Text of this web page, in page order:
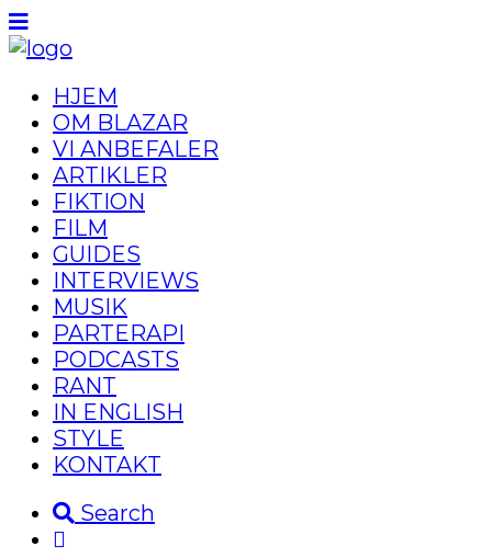
HJEM
OM BLAZAR
VI ANBEFALER
ARTIKLER
FIKTION
FILM
GUIDES
INTERVIEWS
MUSIK
PARTERAPI
PODCASTS
RANT
IN ENGLISH
STYLE
KONTAKT
Search